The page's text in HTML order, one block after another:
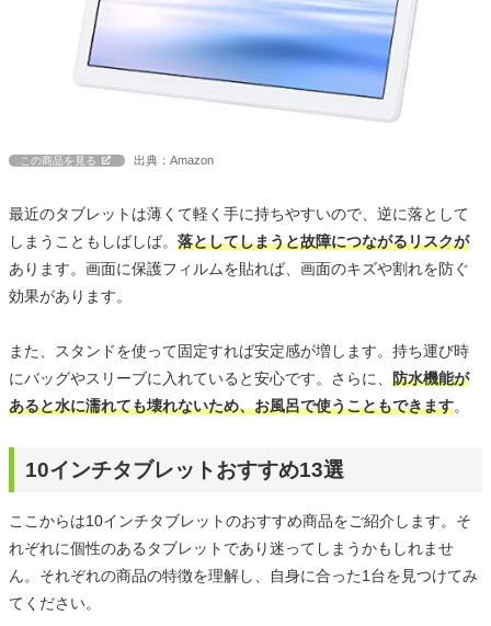
この商品を見る 出典：Amazon
最近のタブレットは薄くて軽く手に持ちやすいので、逆に落として
しまうこともしばしば。 落としてしまうと故障につながるリスクが
あります。画面に保護フィルムを貼れば、画面のキズや割れを防ぐ
効果があります。
また、スタンドを使って固定すれば安定感が増します。持ち運び時
にバッグやスリーブに入れていると安心です。さらに、 防水機能が
あると水に濡れても壊れないため、お風呂で使うこともできます。
10インチタブレットおすすめ13選
ここからは10インチタブレットのおすすめ商品をご紹介します。そ
れぞれに個性のあるタブレットであり迷ってしまうかもしれませ
ん。それぞれの商品の特徴を理解し、自身に合った1台を見つけてみ
てください。